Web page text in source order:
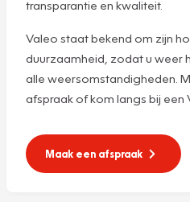
transparantie en kwaliteit.
Valeo staat bekend om zijn
duurzaamheid, zodat u weer
alle weersomstandigheden.
afspraak of kom langs bij een
Maak een afspraak